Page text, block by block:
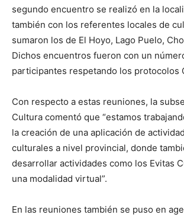
segundo encuentro se realizó en la
también con los referentes locales de
sumaron los de El Hoyo, Lago Puelo,
Dichos encuentros fueron con un
participantes respetando los protocolos
Con respecto a estas reuniones, la
Cultura comentó que “estamos
la creación de una aplicación de
culturales a nivel provincial, donde
desarrollar actividades como los Evitas
una modalidad virtual”.
En las reuniones también se puso en